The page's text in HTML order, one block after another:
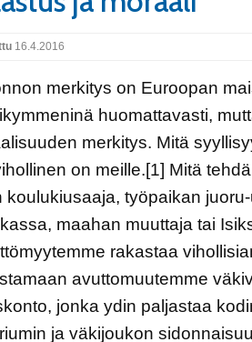
16.4.2016
merkitys on Euroopan
huomattavasti,
merkitys. Mitä
on meille.[1] Mitä
koulukiusaaja, työpaikan
maahan muuttaja tai
rakastaa
avuttomuutemme
jonka ydin paljastaa
ja väkijoukon